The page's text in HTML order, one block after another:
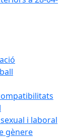
i laboral
gènere